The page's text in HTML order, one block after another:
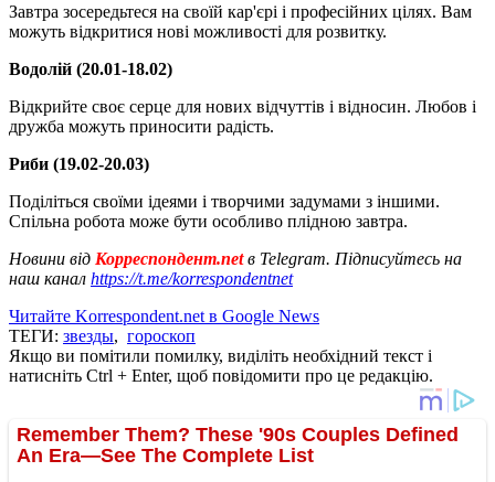
Завтра зосередьтеся на своїй кар'єрі і професійних цілях. Вам
можуть відкритися нові можливості для розвитку.
Водолій (20.01-18.02)
Відкрийте своє серце для нових відчуттів і відносин. Любов і
дружба можуть приносити радість.
Риби (19.02-20.03)
Поділіться своїми ідеями і творчими задумами з іншими.
Спільна робота може бути особливо плідною завтра.
Новини від Корреспондент.netв Telegram. Підписуйтесь на
наш канал https://t.me/korrespondentnet
Читайте Korrespondent.net в Google News
ТЕГИ: звезды, гороскоп
Якщо ви помітили помилку, виділіть необхідний текст і
натисніть Ctrl + Enter, щоб повідомити про це редакцію.